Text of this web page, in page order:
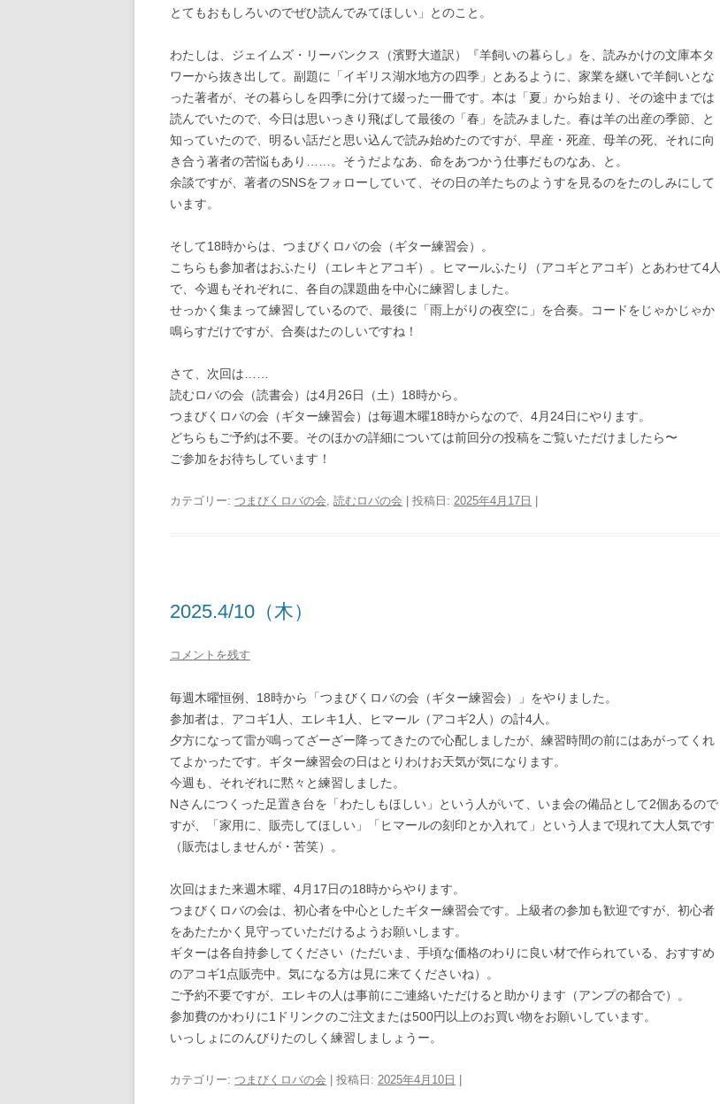
とてもおもしろいのでぜひ読んでみてほしい」とのこと。
わたしは、ジェイムズ・リーバンクス（濱野大道訳）『羊飼いの暮らし』を、読みかけの文庫本タ
ワーから抜き出して。副題に「イギリス湖水地方の四季」とあるように、家業を継いで羊飼いとな
った著者が、その暮らしを四季に分けて綴った一冊です。本は「夏」から始まり、その途中までは
読んでいたので、今日は思いっきり飛ばして最後の「春」を読みました。春は羊の出産の季節、と
知っていたので、明るい話だと思い込んで読み始めたのですが、早産・死産、母羊の死、それに向
き合う著者の苦悩もあり……。そうだよなあ、命をあつかう仕事だものなあ、と。
余談ですが、著者のSNSをフォローしていて、その日の羊たちのようすを見るのをたのしみにして
います。
そして18時からは、つまびくロバの会（ギター練習会）。
こちらも参加者はおふたり（エレキとアコギ）。ヒマールふたり（アコギとアコギ）とあわせて4人
で、今週もそれぞれに、各自の課題曲を中心に練習しました。
せっかく集まって練習しているので、最後に「雨上がりの夜空に」を合奏。コードをじゃかじゃか
鳴らすだけですが、合奏はたのしいですね！
さて、次回は……
読むロバの会（読書会）は4月26日（土）18時から。
つまびくロバの会（ギター練習会）は毎週木曜18時からなので、4月24日にやります。
どちらもご予約は不要。そのほかの詳細については前回分の投稿をご覧いただけましたら〜
ご参加をお待ちしています！
カテゴリー: つまびくロバの会, 読むロバの会 | 投稿日: 2025年4月17日
2025.4/10（木）
コメントを残す
毎週木曜恒例、18時から「つまびくロバの会（ギター練習会）」をやりました。
参加者は、アコギ1人、エレキ1人、ヒマール（アコギ2人）の計4人。
夕方になって雷が鳴ってざーざー降ってきたので心配しましたが、練習時間の前にはあがってくれ
てよかったです。ギター練習会の日はとりわけお天気が気になります。
今週も、それぞれに黙々と練習しました。
Nさんにつくった足置き台を「わたしもほしい」という人がいて、いま会の備品として2個あるので
すが、「家用に、販売してほしい」「ヒマールの刻印とか入れて」という人まで現れて大人気です
（販売はしませんが・苦笑）。
次回はまた来週木曜、4月17日の18時からやります。
つまびくロバの会は、初心者を中心としたギター練習会です。上級者の参加も歓迎ですが、初心者
をあたたかく見守っていただけるようお願いします。
ギターは各自持参してください（ただいま、手頃な価格のわりに良い材で作られている、おすすめ
のアコギ1点販売中。気になる方は見に来てくださいね）。
ご予約不要ですが、エレキの人は事前にご連絡いただけると助かります（アンプの都合で）。
参加費のかわりに1ドリンクのご注文または500円以上のお買い物をお願いしています。
いっしょにのんびりたのしく練習しましょうー。
カテゴリー: つまびくロバの会 | 投稿日: 2025年4月10日